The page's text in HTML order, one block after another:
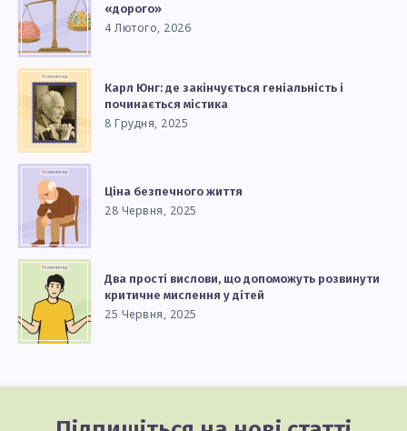
«дорого»
4 Лютого, 2026
Карл Юнг: де закінчується геніальність і
починається містика
8 Грудня, 2025
Ціна безпечного життя
28 Червня, 2025
Два прості вислови, що допоможуть розвинути
критичне мислення у дітей
25 Червня, 2025